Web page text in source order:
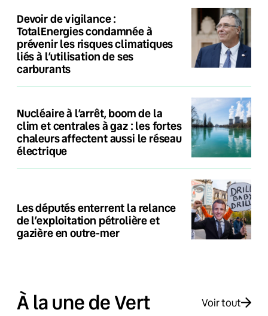
Devoir de vigilance :
TotalEnergies condamnée à
prévenir les risques climatiques
liés à l’utilisation de ses
carburants
Nucléaire à l’arrêt, boom de la
clim et centrales à gaz : les fortes
chaleurs affectent aussi le réseau
électrique
Les députés enterrent la relance
de l’exploitation pétrolière et
gazière en outre-mer
À la une de Vert Voir tout